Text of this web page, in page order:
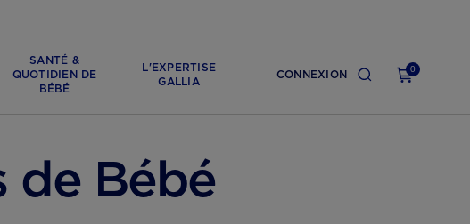
CONNEXION 0
SANTÉ &
QUOTIDIEN DE
BÉBÉ
L'EXPERTISE
GALLIA
de Bébé